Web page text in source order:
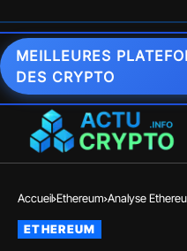
MEILLEURES
DES CRYPTO
Accueil Ethereum Analyse
ETHEREUM